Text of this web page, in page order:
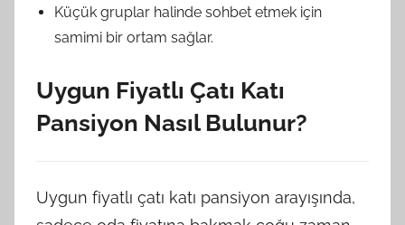
Küçük gruplar halinde sohbet etmek için
samimi bir ortam sağlar.
Uygun Fiyatlı Çatı Katı
Pansiyon Nasıl Bulunur?
Uygun fiyatlı çatı katı pansiyon arayışında,